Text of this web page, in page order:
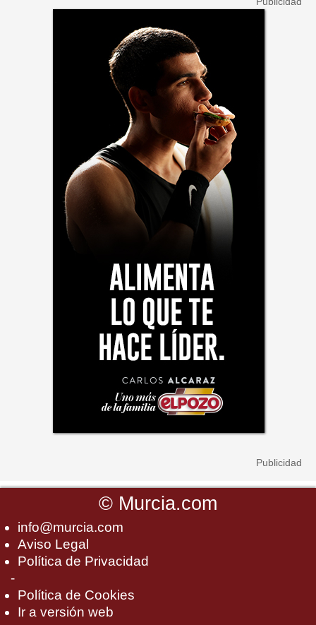
© Murcia.com
info@murcia.com
Aviso Legal
Política de Privacidad
-
Política de Cookies
Ir a versión web